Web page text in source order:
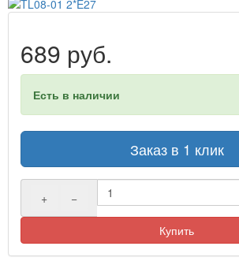
689 руб.
Есть в наличии
Заказ в 1 клик
+ −
Купить